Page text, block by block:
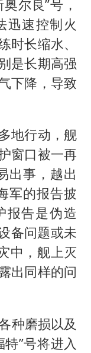
尔良”号，
迅速控制火
时长缩水、
是长期高强
下降，导致
地行动，舰
窗口被一再
出事，越出
军的报告披
报告是伪造
备问题或未
中，舰上灭
出同样的问
种磨损以及
”号将进入